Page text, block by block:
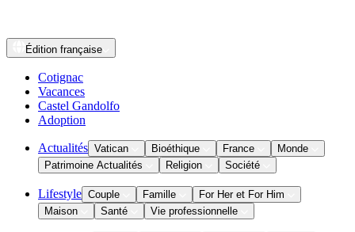
Édition française
Cotignac
Vacances
Castel Gandolfo
Adoption
Actualités Vatican Bioéthique France
Monde
Patrimoine Actualités
Religion Société
Lifestyle Couple Famille
For Her et For Him
Maison
Santé Vie professionnelle